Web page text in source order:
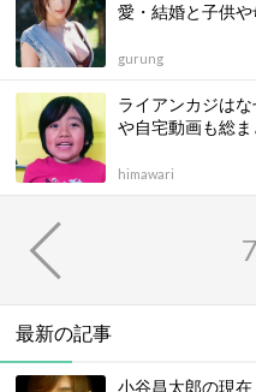
愛・結婚と子供
gurung
ライアンカジは
や自宅動画も総ま
himawari
最新の記事
小谷昌太郎の現